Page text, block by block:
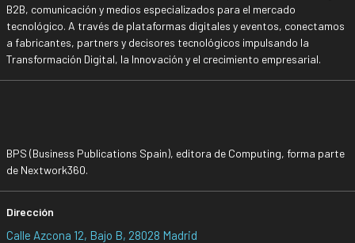
B2B, comunicación y medios especializados para el mercado
tecnológico. A través de plataformas digitales y eventos, conectamos
a fabricantes, partners y decisores tecnológicos impulsando la
Transformación Digital, la Innovación y el crecimiento empresarial.
BPS (Business Publications Spain), editora de Computing, forma parte
de Nextwork360.
Dirección
Calle Azcona 12, Bajo B, 28028 Madrid